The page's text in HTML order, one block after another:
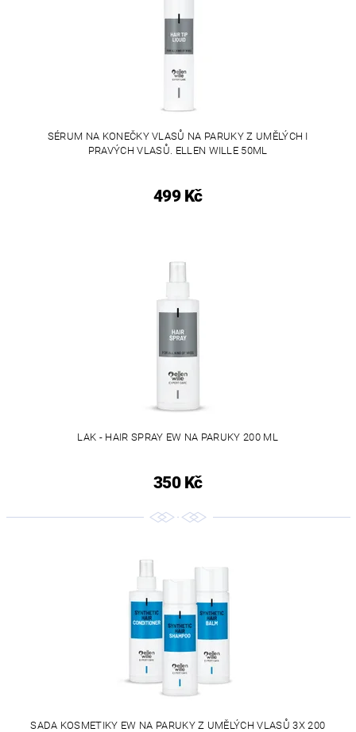
SÉRUM NA KONEČKY VLASŮ NA PARUKY Z UMĚLÝCH I
PRAVÝCH VLASŮ. ELLEN WILLE 50ML
499 Kč
LAK - HAIR SPRAY EW NA PARUKY 200 ML
350 Kč
SADA KOSMETIKY EW NA PARUKY Z UMĚLÝCH VLASŮ 3X 200